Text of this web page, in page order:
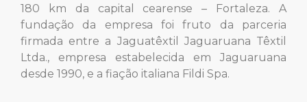
180 km da capital cearense – Fortaleza. A
fundação da empresa foi fruto da parceria
firmada entre a Jaguatêxtil Jaguaruana Têxtil
Ltda., empresa estabelecida em Jaguaruana
desde 1990, e a fiação italiana Fildi Spa.